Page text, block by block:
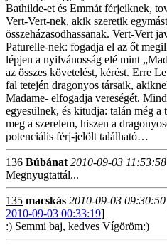
136 Búbánat 2010-09-03 11:53:58
Megnyugtattál...
135 macskás 2010-09-03 09:30:50
2010-09-03 00:33:19]
:) Semmi baj, kedves Vígöröm:)